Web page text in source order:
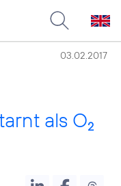
03.02.2017
als O2